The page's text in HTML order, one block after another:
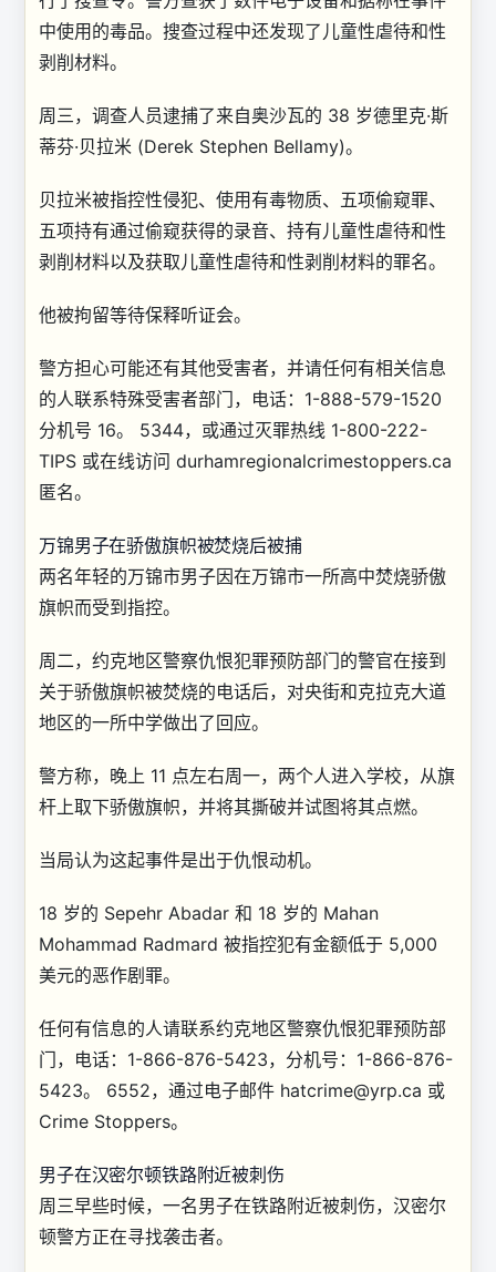
中使用的毒品。搜查过程中还发现了儿童性虐待和性
剥削材料。
周三，调查人员逮捕了来自奥沙瓦的 38 岁德里克·斯
蒂芬·贝拉米 (Derek Stephen Bellamy)。
贝拉米被指控性侵犯、使用有毒物质、五项偷窥罪、
五项持有通过偷窥获得的录音、持有儿童性虐待和性
剥削材料以及获取儿童性虐待和性剥削材料的罪名。
他被拘留等待保释听证会。
警方担心可能还有其他受害者，并请任何有相关信息
的人联系特殊受害者部门，电话：1-888-579-1520
分机号 16。 5344，或通过灭罪热线 1-800-222-
TIPS 或在线访问 durhamregionalcrimestoppers.ca
匿名。
万锦男子在骄傲旗帜被焚烧后被捕
两名年轻的万锦市男子因在万锦市一所高中焚烧骄傲
旗帜而受到指控。
周二，约克地区警察仇恨犯罪预防部门的警官在接到
关于骄傲旗帜被焚烧的电话后，对央街和克拉克大道
地区的一所中学做出了回应。
警方称，晚上 11 点左右周一，两个人进入学校，从旗
杆上取下骄傲旗帜，并将其撕破并试图将其点燃。
当局认为这起事件是出于仇恨动机。
18 岁的 Sepehr Abadar 和 18 岁的 Mahan
Mohammad Radmard 被指控犯有金额低于 5,000
美元的恶作剧罪。
任何有信息的人请联系约克地区警察仇恨犯罪预防部
门，电话：1-866-876-5423，分机号：1-866-876-
5423。 6552，通过电子邮件 hatcrime@yrp.ca 或
Crime Stoppers。
男子在汉密尔顿铁路附近被刺伤
周三早些时候，一名男子在铁路附近被刺伤，汉密尔
顿警方正在寻找袭击者。